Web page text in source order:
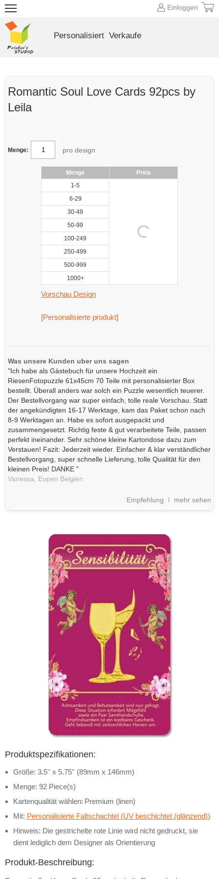
Romantic Soul Love Cards 92pcs by
Leila
Menge: pro design
Menge
Preis
1-5
6-29
30-49
50-99
100-249
250-499
500-999
1000+
Vorschau Design
[Personalisierte produkt]
Was unsere Kunden uber uns sagen
"Ich habe als Gästebuch für unsere Hochzeit ein
RiesenFotopuzzle 61x45cm 70 Teile mit personalisierter Box
bestellt. Überall anders war solch ein Puzzle wesentlich teuerer.
Der Bestellvorgang war super einfach, tolle reale Vorschau. Statt
der angekündigten 16-17 Werktage, kam das Paket schon nach
8-9 Werktagen an. Habe es sofort ausgepackt und
zusammengesetzt. Richtig feste & gut verarbeitete Teile, passen
perfekt ineinander. Sehr schöne kleine Kartondose dazu zum
Verstauen! Fazit: Jederzeit wieder. Einfacher & klar verständlicher
Bestellvorgang, super schnelle Lieferung, tolle Qualität für den
kleinen Preis! DANKE "
Vanessa,
Eupen Belgien
Empfehlung mehr sehen
Produktspezifikationen:
Größe: 3.5'' x 5.75'' (89mm x 146mm)
Menge: 92 Piece(s)
Kartenqualität wählen: Premium (linen)
Mit: Personalisierte Faltschachtel (UV beschichtet (glänzend))
Hinweis: Die gestrichelte rote Linie wird nicht gedruckt, sie
dient lediglich dem Designer als Orientierung
Produkt-Beschreibung:
Einloggen
Personalisiert Verkaufe